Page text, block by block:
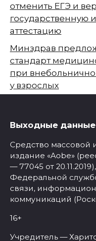
отменить ЕГЭ и
государственную
аттестацию
Минздрав
стандарт
при
у взрослых
Выходные данные
Средство массовой
издание «Aobe»
— 77045 от
Федеральной
связи,
коммуникаций
16+
Учредитель —